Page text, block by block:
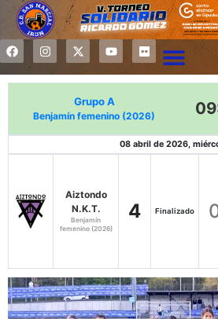
Grupo A
Benjamín femenino (2026)
08 abril de 2026,
Aiztondo
N.K.T.
Benjamín
femenino (2026)
4 Finalizado